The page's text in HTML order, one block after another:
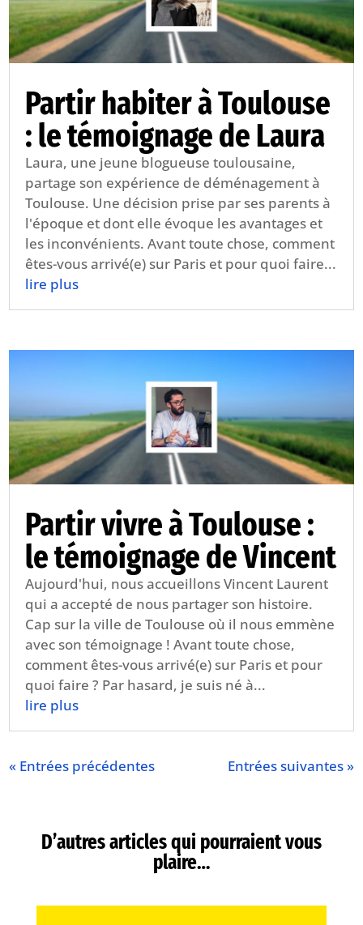
Partir habiter à Toulouse
: le témoignage de Laura
Laura, une jeune blogueuse toulousaine,
partage son expérience de déménagement à
Toulouse. Une décision prise par ses parents à
l'époque et dont elle évoque les avantages et
les inconvénients. Avant toute chose, comment
êtes-vous arrivé(e) sur Paris et pour quoi faire...
lire plus
Partir vivre à Toulouse :
le témoignage de Vincent
Aujourd'hui, nous accueillons Vincent Laurent
qui a accepté de nous partager son histoire.
Cap sur la ville de Toulouse où il nous emmène
avec son témoignage ! Avant toute chose,
comment êtes-vous arrivé(e) sur Paris et pour
quoi faire ? Par hasard, je suis né à...
lire plus
« Entrées précédentes Entrées suivantes »
D’autres articles qui pourraient vous
plaire…